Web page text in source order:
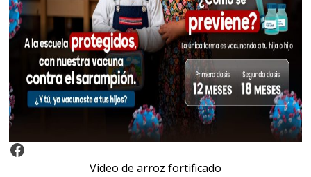
Video Arroz Fortificado
Video de arroz fortificado